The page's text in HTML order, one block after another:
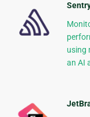
using
an AI